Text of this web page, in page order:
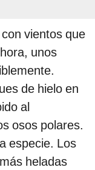
vientos que
unos
de hielo en
al
osos polares.
especie. Los
heladas